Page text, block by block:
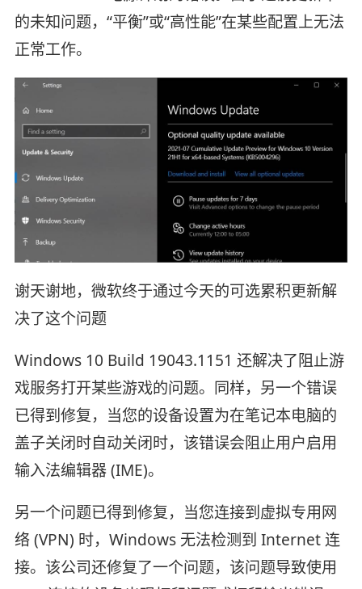
的未知问题，“平衡”或“高性能”在某些配置上无法
正常工作。
谢天谢地，微软终于通过今天的可选累积更新解
决了这个问题
Windows 10 Build 19043.1151 还解决了阻止游
戏服务打开某些游戏的问题。同样，另一个错误
已得到修复，当您的设备设置为在笔记本电脑的
盖子关闭时自动关闭时，该错误会阻止用户启用
输入法编辑器 (IME)。
另一个问题已得到修复，当您连接到虚拟专用网
络 (VPN) 时，Windows 无法检测到 Internet 连
接。该公司还修复了一个问题，该问题导致使用